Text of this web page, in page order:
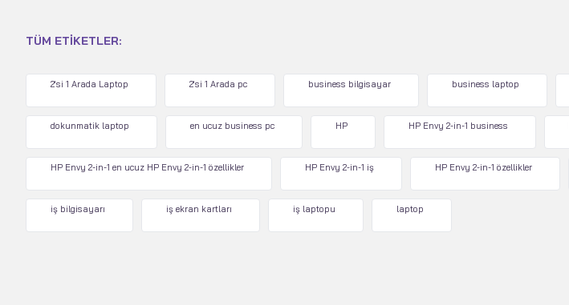
TÜM ETIKETLER:
2'si 1 Arada Laptop 2'si 1 Arada pc business bilgisayar business laptop
dokunmatik laptop en ucuz business pc HP HP Envy 2-in-1 business
HP Envy 2-in-1 en ucuz HP Envy 2-in-1 özellikler HP Envy 2-in-1 iş HP Envy 2-in-1 özellikler
iş bilgisayarı iş ekran kartları iş laptopu laptop